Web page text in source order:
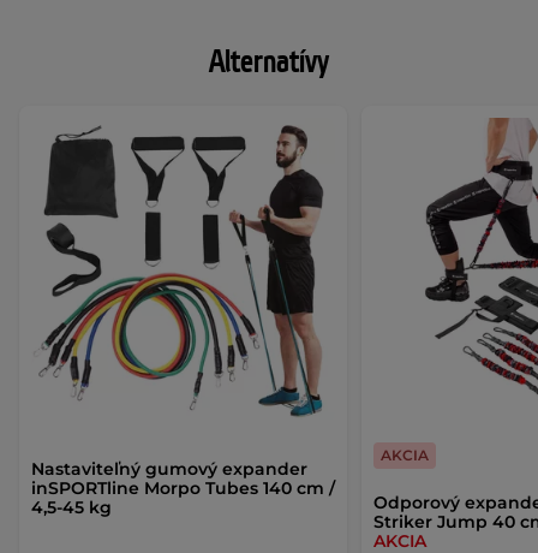
Alternatívy
Nastaviteľný gumový expander
inSPORTline Morpo Tubes 140 cm /
4,5-45 kg
Odporový
Striker Jump 40
AKCIA
AKCIA